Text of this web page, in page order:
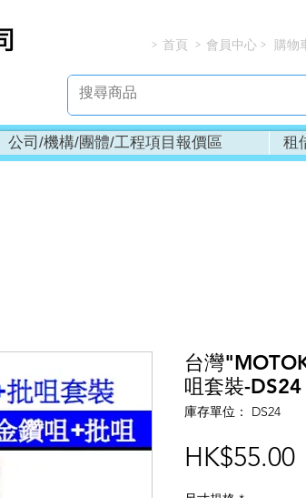
> > >
首頁 會員中心 購物
公司/機構/團體/工程項目報價區 租
台灣
咀套裝-DS24
庫存單位： DS24
HK$55.00價